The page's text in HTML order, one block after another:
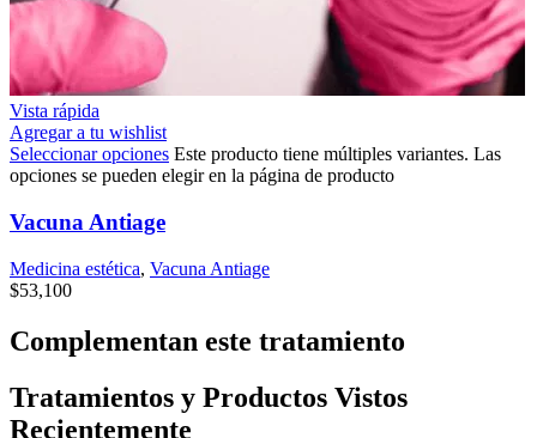
Vista rápida
Agregar a tu wishlist
Seleccionar opciones Este producto tiene múltiples variantes. Las
opciones se pueden elegir en la página de producto
Vacuna Antiage
Medicina estética, Vacuna Antiage
$53,100
Complementan este tratamiento
Tratamientos y Productos Vistos
Recientemente